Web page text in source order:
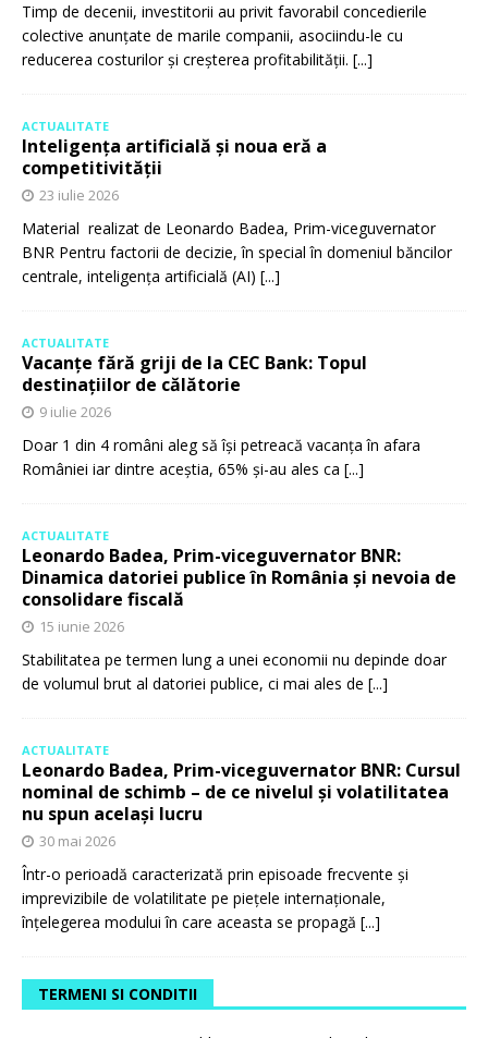
Timp de decenii, investitorii au privit favorabil concedierile
colective anunțate de marile companii, asociindu-le cu
reducerea costurilor și creșterea profitabilității. [...]
ACTUALITATE
Inteligența artificială și noua eră a
competitivității
23 iulie 2026
Material realizat de Leonardo Badea, Prim-viceguvernator
BNR Pentru factorii de decizie, în special în domeniul băncilor
centrale, inteligența artificială (AI) [...]
ACTUALITATE
Vacanțe fără griji de la CEC Bank: Topul
destinațiilor de călătorie
9 iulie 2026
Doar 1 din 4 români aleg să își petreacă vacanța în afara
României iar dintre aceștia, 65% și-au ales ca [...]
ACTUALITATE
Leonardo Badea, Prim-viceguvernator BNR:
Dinamica datoriei publice în România și nevoia de
consolidare fiscală
15 iunie 2026
Stabilitatea pe termen lung a unei economii nu depinde doar
de volumul brut al datoriei publice, ci mai ales de [...]
ACTUALITATE
Leonardo Badea, Prim-viceguvernator BNR: Cursul
nominal de schimb – de ce nivelul și volatilitatea
nu spun același lucru
30 mai 2026
Într-o perioadă caracterizată prin episoade frecvente și
imprevizibile de volatilitate pe piețele internaționale,
înțelegerea modului în care aceasta se propagă [...]
TERMENI SI CONDITII